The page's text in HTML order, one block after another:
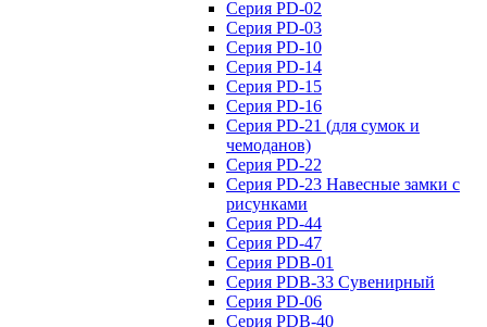
Серия PD-02
Серия PD-03
Серия PD-10
Серия PD-14
Серия PD-15
Серия PD-16
Серия PD-21 (для сумок и
чемоданов)
Серия PD-22
Серия PD-23 Навесные замки с
рисунками
Серия PD-44
Серия PD-47
Серия PDB-01
Серия PDB-33 Сувенирный
Серия PD-06
Серия PDB-40